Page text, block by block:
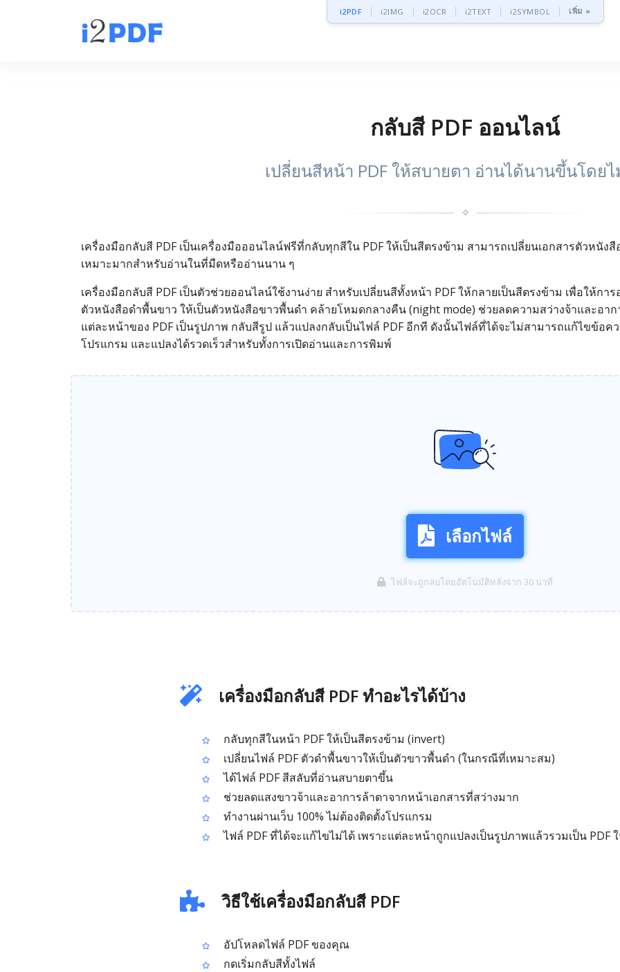
i2PDF i2IMG i2OCR i2TEXT i2SYMBOL เพิ่ม »
กลับสี PDF ออนไลน์
เปลี่ยนสีหน้า PDF ให้สบายตา อ่านได้นานขึ้นโดย
✧
เครื่องมือกลับสี PDF เป็นเครื่องมือออนไลน์ฟรีที่กลับทุกสีใน PDF ให้เป็นสีตรงข้าม สามารถเปลี่ยนเอกสารตัวหนั
เหมาะมากสำหรับอ่านในที่มืดหรืออ่านนาน ๆ
เครื่องมือกลับสี PDF เป็นตัวช่วยออนไลน์ใช้งานง่าย สำหรับเปลี่ยนสีทั้งหน้า PDF ให้กลายเป็นสีตรงข้าม เพื่อให้ก
ตัวหนังสือดำพื้นขาว ให้เป็นตัวหนังสือขาวพื้นดำ คล้ายโหมดกลางคืน (night mode) ช่วยลดความสว่างจ้าและอาก
แต่ละหน้าของ PDF เป็นรูปภาพ กลับสีรูป แล้วแปลงกลับเป็นไฟล์ PDF อีกที ดังนั้นไฟล์ที่ได้จะไม่สามารถแก้ไขข้อค
โปรแกรม และแปลงได้รวดเร็วสำหรับทั้งการเปิดอ่านและการพิมพ์
เลือกไฟล์
ไฟล์จะถูกลบโดยอัตโนมัติหลังจาก 30 นาที
เครื่องมือกลับสี PDF ทำอะไรได้บ้าง
กลับทุกสีในหน้า PDF ให้เป็นสีตรงข้าม (invert)
เปลี่ยนไฟล์ PDF ตัวดำพื้นขาวให้เป็นตัวขาวพื้นดำ (ในกรณีที่เหมาะสม)
ได้ไฟล์ PDF สีสลับที่อ่านสบายตาขึ้น
ช่วยลดแสงขาวจ้าและอาการล้าตาจากหน้าเอกสารที่สว่างมาก
ทำงานผ่านเว็บ 100% ไม่ต้องติดตั้งโปรแกรม
ไฟล์ PDF ที่ได้จะแก้ไขไม่ได้ เพราะแต่ละหน้าถูกแปลงเป็นรูปภาพแล้วรวมเป็น PDF
วิธีใช้เครื่องมือกลับสี PDF
อัปโหลดไฟล์ PDF ของคุณ
กดเริ่มกลับสีทั้งไฟล์